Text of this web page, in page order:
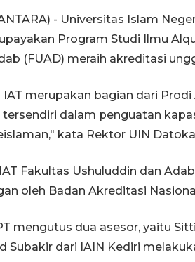
- Universitas Islam
Program Studi Ilmu
(FUAD) meraih akreditasi
IAT merupakan bagian dari
tersendiri dalam penguatan
kata Rektor UIN
Fakultas Ushuluddin dan
oleh Badan Akreditasi
mengutus dua asesor, yaitu
Subakir dari IAIN Kediri